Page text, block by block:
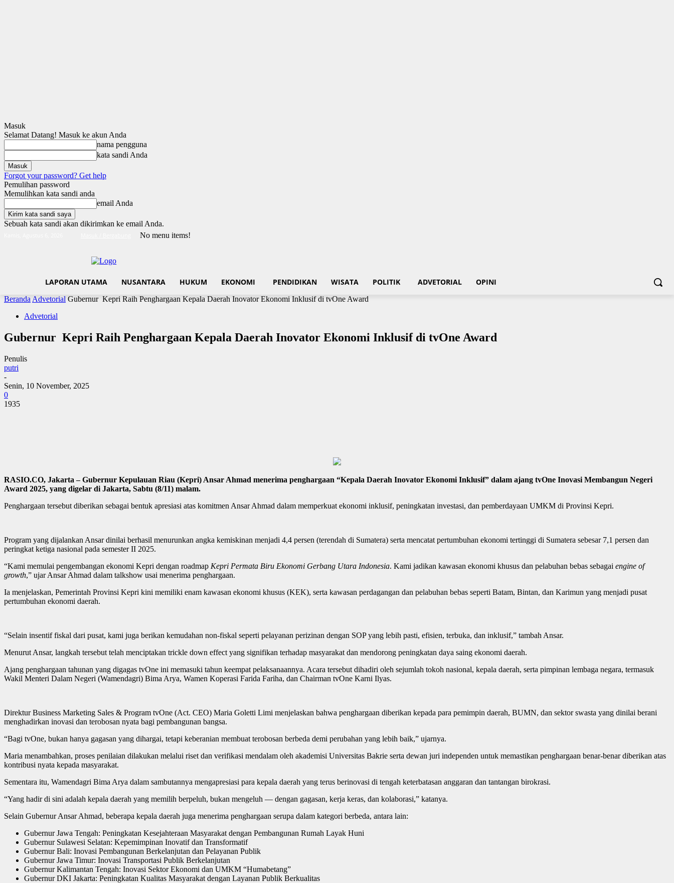
Masuk
Selamat Datang! Masuk ke akun Anda
nama pengguna
kata sandi Anda
Forgot your password? Get help
Pemulihan password
Memulihkan kata sandi anda
email Anda
Sebuah kata sandi akan dikirimkan ke email Anda.
No menu items!
LAPORAN UTAMA NUSANTARA HUKUM EKONOMI PENDIDIKAN WISATA POLITIK ADVETORIAL OPINI
Beranda Advetorial Gubernur Kepri Raih Penghargaan Kepala Daerah Inovator Ekonomi Inklusif di tvOne Award
Advetorial
Gubernur Kepri Raih Penghargaan Kepala Daerah Inovator Ekonomi Inklusif di tvOne Award
Penulis
putri
-
Senin, 10 November, 2025
0
1935
RASIO.CO, Jakarta – Gubernur Kepulauan Riau (Kepri) Ansar Ahmad menerima penghargaan “Kepala Daerah Inovator Ekonomi Inklusif” dalam ajang tvOne Inovasi Membangun Negeri
Award 2025, yang digelar di Jakarta, Sabtu (8/11) malam.
Penghargaan tersebut diberikan sebagai bentuk apresiasi atas komitmen Ansar Ahmad dalam memperkuat ekonomi inklusif, peningkatan investasi, dan pemberdayaan UMKM di Provinsi Kepri.
Program yang dijalankan Ansar dinilai berhasil menurunkan angka kemiskinan menjadi 4,4 persen (terendah di Sumatera) serta mencatat pertumbuhan ekonomi tertinggi di Sumatera sebesar 7,1 persen dan
peringkat ketiga nasional pada semester II 2025.
“Kami memulai pengembangan ekonomi Kepri dengan roadmap Kepri Permata Biru Ekonomi Gerbang Utara Indonesia. Kami jadikan kawasan ekonomi khusus dan pelabuhan bebas sebagai engine of
growth,” ujar Ansar Ahmad dalam talkshow usai menerima penghargaan.
Ia menjelaskan, Pemerintah Provinsi Kepri kini memiliki enam kawasan ekonomi khusus (KEK), serta kawasan perdagangan dan pelabuhan bebas seperti Batam, Bintan, dan Karimun yang menjadi pusat
pertumbuhan ekonomi daerah.
“Selain insentif fiskal dari pusat, kami juga berikan kemudahan non-fiskal seperti pelayanan perizinan dengan SOP yang lebih pasti, efisien, terbuka, dan inklusif,” tambah Ansar.
Menurut Ansar, langkah tersebut telah menciptakan trickle down effect yang signifikan terhadap masyarakat dan mendorong peningkatan daya saing ekonomi daerah.
Ajang penghargaan tahunan yang digagas tvOne ini memasuki tahun keempat pelaksanaannya. Acara tersebut dihadiri oleh sejumlah tokoh nasional, kepala daerah, serta pimpinan lembaga negara, termasuk
Wakil Menteri Dalam Negeri (Wamendagri) Bima Arya, Wamen Koperasi Farida Fariha, dan Chairman tvOne Karni Ilyas.
Direktur Business Marketing Sales & Program tvOne (Act. CEO) Maria Goletti Limi menjelaskan bahwa penghargaan diberikan kepada para pemimpin daerah, BUMN, dan sektor swasta yang dinilai berani
menghadirkan inovasi dan terobosan nyata bagi pembangunan bangsa.
“Bagi tvOne, bukan hanya gagasan yang dihargai, tetapi keberanian membuat terobosan berbeda demi perubahan yang lebih baik,” ujarnya.
Maria menambahkan, proses penilaian dilakukan melalui riset dan verifikasi mendalam oleh akademisi Universitas Bakrie serta dewan juri independen untuk memastikan penghargaan benar-benar diberikan atas
kontribusi nyata kepada masyarakat.
Sementara itu, Wamendagri Bima Arya dalam sambutannya mengapresiasi para kepala daerah yang terus berinovasi di tengah keterbatasan anggaran dan tantangan birokrasi.
“Yang hadir di sini adalah kepala daerah yang memilih berpeluh, bukan mengeluh — dengan gagasan, kerja keras, dan kolaborasi,” katanya.
Selain Gubernur Ansar Ahmad, beberapa kepala daerah juga menerima penghargaan serupa dalam kategori berbeda, antara lain:
Gubernur Jawa Tengah: Peningkatan Kesejahteraan Masyarakat dengan Pembangunan Rumah Layak Huni
Gubernur Sulawesi Selatan: Kepemimpinan Inovatif dan Transformatif
Gubernur Bali: Inovasi Pembangunan Berkelanjutan dan Pelayanan Publik
Gubernur Jawa Timur: Inovasi Transportasi Publik Berkelanjutan
Gubernur Kalimantan Tengah: Inovasi Sektor Ekonomi dan UMKM “Humabetang”
Gubernur DKI Jakarta: Peningkatan Kualitas Masyarakat dengan Layanan Publik Berkualitas